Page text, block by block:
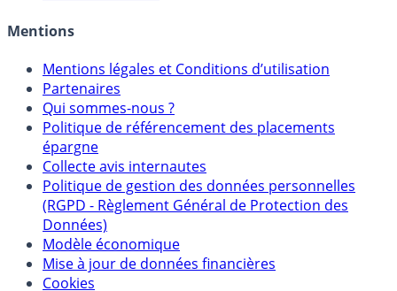
Crédit immobilier
Mentions
Mentions légales et Conditions d’utilisation
Partenaires
Qui sommes-nous ?
Politique de référencement des placements
épargne
Collecte avis internautes
Politique de gestion des données personnelles
(RGPD - Règlement Général de Protection des
Données)
Modèle économique